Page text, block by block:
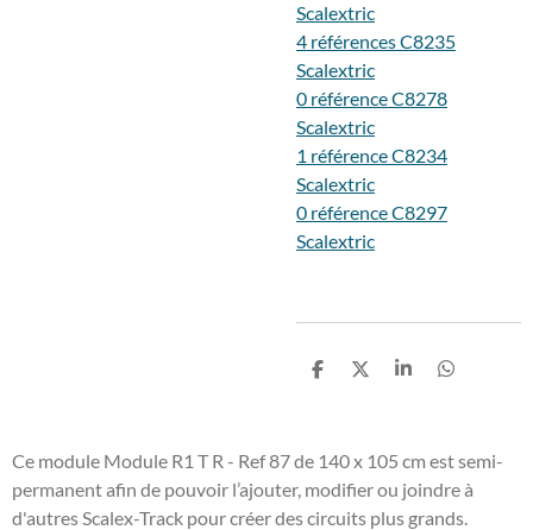
Scalextric
4 références C8235
Scalextric
0 référence C8278
Scalextric
1 référence C8234
Scalextric
0 référence C8297
Scalextric
P
a
g
e
r
P
g
e
P
g
e
P
a
g
e
Ce module Module R1 T R - Ref 87 de 140 x 105 cm est semi-
permanent afin de pouvoir l’ajouter, modifier ou joindre à
d'autres Scalex-Track pour créer des circuits plus grands.